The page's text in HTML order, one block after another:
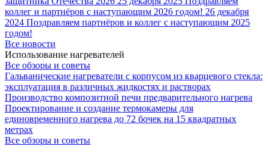
коллег и партнёров с наступающим 2026 годом! 26 декабря
2024 Поздравляем партнёров и коллег с наступающим 2025
годом!
Все новости
Использование нагревателей
Все обзоры и советы
Гальванические нагреватели с корпусом из кварцевого стекла:
эксплуатация в различных жидкостях и растворах
Производство композитной печи предварительного нагрева
Проектирование и создание термокамеры для
единовременного нагрева до 72 бочек на 15 квадратных
метрах
Все обзоры и советы